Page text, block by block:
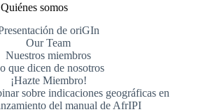
Quiénes somos
de oriGIn
Our Team
Nuestros miembros
que dicen de nosotros
¡Hazte Miembro!
sobre indicaciones geográficas en
del manual de AfrIPI